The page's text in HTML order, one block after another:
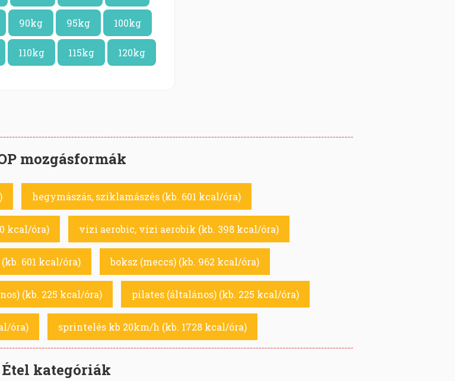
90kg 95kg 100kg
110kg 115kg 120kg
mozgásformák
hegymászás, sziklamászés (kb. 601 kcal/óra)
kcal/óra) vízi aerobic, vízi aerobik (kb. 398 kcal/óra)
601 kcal/óra) boksz (meccs) (kb. 962 kcal/óra)
(kb. 225 kcal/óra) pilates (általános) (kb. 225 kcal/óra)
óra) sprintelés kb 20km/h (kb. 1728 kcal/óra)
Étel kategóriák